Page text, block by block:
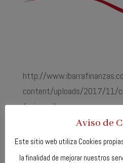
http://
content/uploads/2017/11/
favicon_ibarra.png
Aviso de
Este sitio web utiliza Cookies
la finalidad de mejorar nuestros